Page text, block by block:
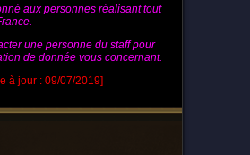
aux personnes réalisant tout
une personne du staff pour
de donnée vous concernant.
à jour : 09/07/2019]